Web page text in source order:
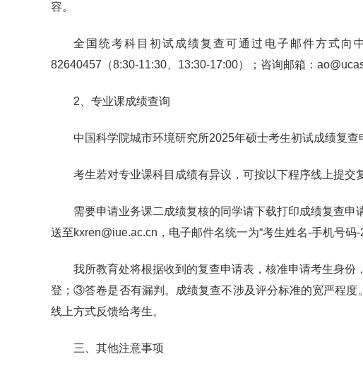
容。
全国统考科目初试成绩复查可通过电子邮件方式向
82640457（8:30-11:30、13:30-17:00）；咨询邮箱：
2、专业课成绩查询
中国科学院城市环境研究所2025年硕士考生初试成绩复
考生若对专业课科目成绩有异议，可按以下程序线上提交
需要申请业务课二成绩复核的同学请下载打印成绩复查
送至kxren@iue.ac.cn，电子邮件名统一为“考生姓名-手机号码-
我所教育处将根据收到的复查申请表，核准申请考生身
登；③答卷是否有漏判。成绩复查不涉及评分标准的宽严程
线上方式反馈给考生。
三、其他注意事项